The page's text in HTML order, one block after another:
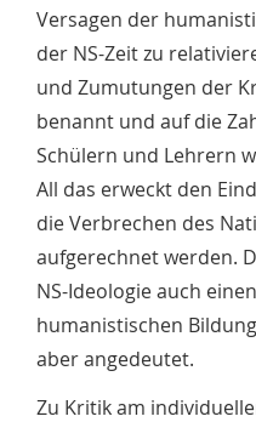
Versagen der
der NS-Zeit zu
und Zumutungen der
benannt und auf die
Schülern und Lehrern
All das erweckt den
die Verbrechen des
aufgerechnet werden.
NS-Ideologie auch
humanistischen
aber angedeutet.
Zu Kritik am